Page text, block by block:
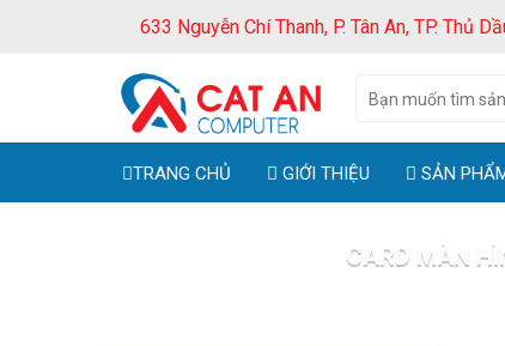
633 Nguyễn Chí Thanh, P. Tân An, TP. Thủ
TRANG CHỦ GIỚI THIỆU SẢN
CARD MÀN